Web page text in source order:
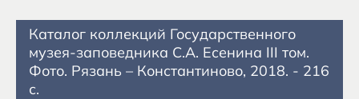
Каталог коллекций Государственного
музея-заповедника С.А. Есенина III том.
Фото. Рязань – Константиново, 2018. - 216
с.